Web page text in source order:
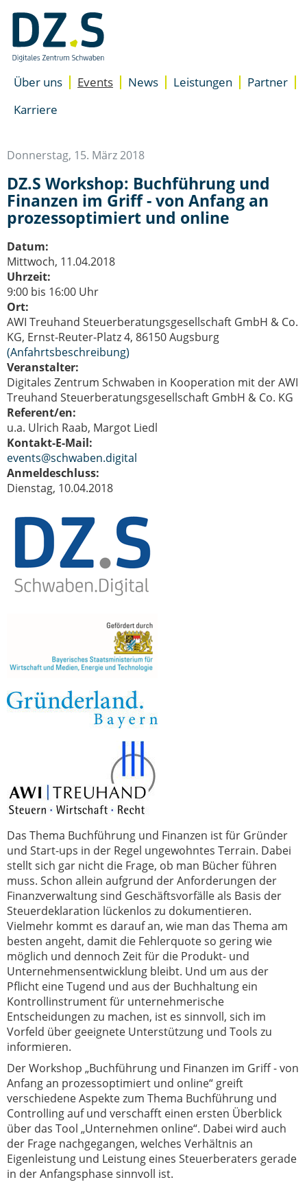
überspringen
Zum
Inhalt
Über uns
Standorte
Events News Leistungen
EXIST-
Expertenrat
Space
Partner
Karriere
Donnerstag, 15. März 2018
DZ.S Workshop: Buchführung und
Finanzen im Griff - von Anfang an
prozessoptimiert und online
Datum:
Mittwoch, 11.04.2018
Uhrzeit:
9:00 bis 16:00 Uhr
Ort:
AWI Treuhand Steuerberatungsgesellschaft GmbH & Co.
KG, Ernst-Reuter-Platz 4, 86150 Augsburg
(Anfahrtsbeschreibung)
Veranstalter:
Digitales Zentrum Schwaben in Kooperation mit der AWI
Treuhand Steuerberatungsgesellschaft GmbH & Co. KG
Referent/en:
u.a. Ulrich Raab, Margot Liedl
Kontakt-E-Mail:
events@schwaben.digital
Anmeldeschluss:
Dienstag, 10.04.2018
Das Thema Buchführung und Finanzen ist für Gründer
und Start-ups in der Regel ungewohntes Terrain. Dabei
stellt sich gar nicht die Frage, ob man Bücher führen
muss. Schon allein aufgrund der Anforderungen der
Finanzverwaltung sind Geschäftsvorfälle als Basis der
Steuerdeklaration lückenlos zu dokumentieren.
Vielmehr kommt es darauf an, wie man das Thema am
besten angeht, damit die Fehlerquote so gering wie
möglich und dennoch Zeit für die Produkt- und
Unternehmensentwicklung bleibt. Und um aus der
Pflicht eine Tugend und aus der Buchhaltung ein
Kontrollinstrument für unternehmerische
Entscheidungen zu machen, ist es sinnvoll, sich im
Vorfeld über geeignete Unterstützung und Tools zu
informieren.
Der Workshop „Buchführung und Finanzen im Griff - von
Anfang an prozessoptimiert und online“ greift
verschiedene Aspekte zum Thema Buchführung und
Controlling auf und verschafft einen ersten Überblick
über das Tool „Unternehmen online“. Dabei wird auch
der Frage nachgegangen, welches Verhältnis an
Eigenleistung und Leistung eines Steuerberaters gerade
in der Anfangsphase sinnvoll ist.